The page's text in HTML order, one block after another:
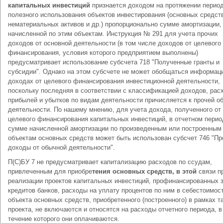
капитальных инвестиций признается доходом на протяжении
полезного использования объектов инвестирования (основных
нематериальных активов и др.) пропорционально сумме амортизации,
начисленной по этим объектам. Инструкция № 291 для учета прочих
доходов от основной деятельности (в том числе доходов от целевого
финансирования, условия которого предприятием выполнены)
предусматривает использование субсчета 718 "Полученные гранты и
субсидии". Однако на этом субсчете не может обобщаться
доходах от целевого финансирования инвестиционной деятельности,
поскольку последняя в соответствии с классификацией доходов,
прибылей и убытков по видам деятельности причисляется к прочей
деятельности. По нашему мнению, для учета дохода, полученного от
целевого финансирования капитальных инвестиций, в отчетном
сумме начисленной амортизации по произведенным или построенным
объектам основных средств может быть использован субсчет 746
доходы от обычной деятельности".
П(С)БУ 7 не предусматривает капитализацию расходов по ссудам,
привлеченным для приобретения основных средств, в этой связи
реализации проектов капитальных инвестиций, профинансированных
кредитов банков, расходы на уплату процентов по ним в
объекта основных средств, приобретенного (построенного) в рамках
проекта, не включаются и относятся на расходы отчетного периода, в
течение которого они оплачиваются.